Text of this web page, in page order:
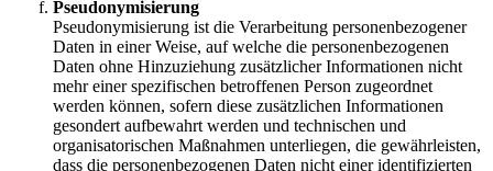
Pseudonymisierung
Pseudonymisierung ist die Verarbeitung personenbezogener
Daten in einer Weise, auf welche die personenbezogenen
Daten ohne Hinzuziehung zusätzlicher Informationen nicht
mehr einer spezifischen betroffenen Person zugeordnet
werden können, sofern diese zusätzlichen Informationen
gesondert aufbewahrt werden und technischen und
organisatorischen Maßnahmen unterliegen, die gewährleisten,
dass die personenbezogenen Daten nicht einer identifizierten